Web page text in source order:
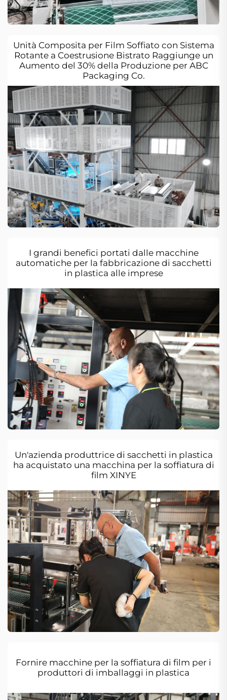
Unità Composita per Film Soffiato con Sistema
Rotante a Coestrusione Bistrato Raggiunge un
Aumento del 30% della Produzione per ABC
Packaging Co.
I grandi benefici portati dalle macchine
automatiche per la fabbricazione di sacchetti
in plastica alle imprese
Un'azienda produttrice di sacchetti in plastica
ha acquistato una macchina per la soffiatura di
film XINYE
Fornire macchine per la soffiatura di film per i
produttori di imballaggi in plastica